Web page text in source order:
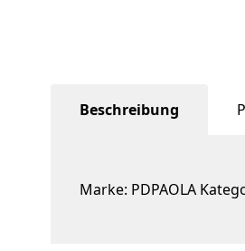
Beschreibung
Marke: PDPAOLA